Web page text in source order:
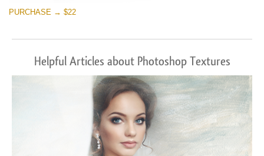
PURCHASE → $22
Helpful Articles about Photoshop Textures